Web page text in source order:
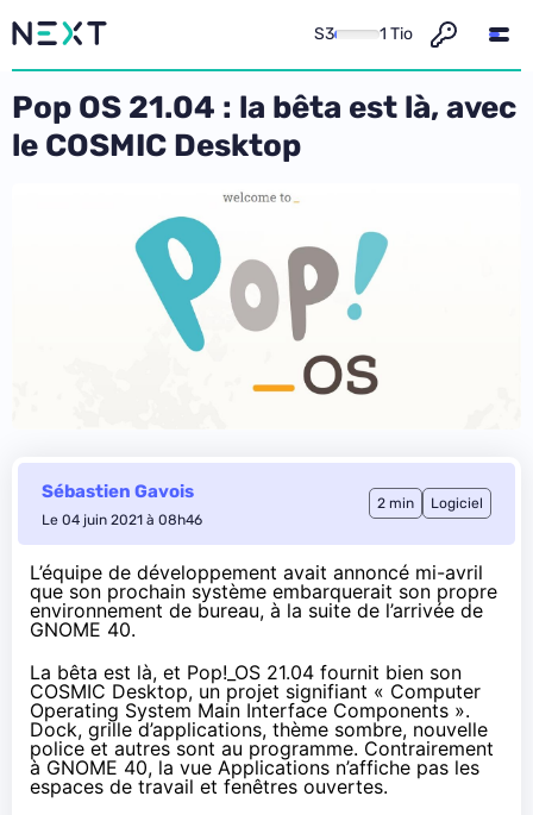
S3 1 Tio
Pop OS 21.04 : la bêta est là, avec
le COSMIC Desktop
Sébastien Gavois
Le 04 juin 2021 à 08h46
2 min Logiciel
L’équipe de développement avait annoncé mi-avril
que son prochain système embarquerait son propre
environnement de bureau, à la suite de l’arrivée de
GNOME 40.
La bêta est là, et Pop!_OS 21.04 fournit bien son
COSMIC Desktop, un projet signifiant « Computer
Operating System Main Interface Components ».
Dock, grille d’applications, thème sombre, nouvelle
police et autres sont au programme. Contrairement
à GNOME 40, la vue Applications n’affiche pas les
espaces de travail et fenêtres ouvertes.